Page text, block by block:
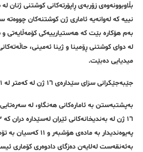
بڵاوبوونەوەی زۆربەی ڕاپۆرتەکانی کوشتنی ژنان لە
نییە کە لەوانەیە ئاماری ژن کوشتنەکان چووەتە
بەم هۆکارە بێت کە هەستیارییەکی
لە دوای کوشتنی ڕۆمینا و ژینا ئەمینی،
میدیایی دەبێت.
جێبەجێکرانی سزای سێدارەی ١٦ ژن لە کەمتر لە ١١ مانگدا
بەپشتبەستن بە ئامارەکانی هەنگاو، لە
پەیوەندیدار بە مادەی
بەئەنقەست لەلایەن دەزگای دادوەری کۆماری